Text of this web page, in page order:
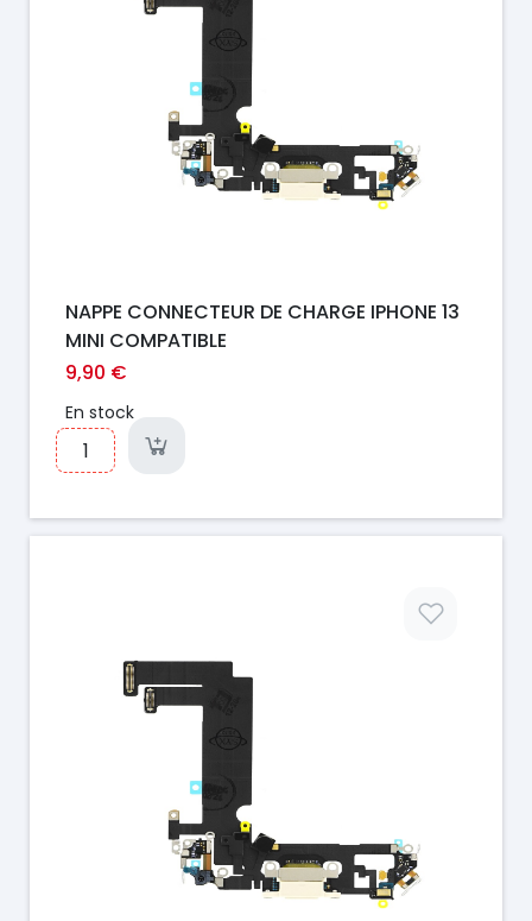
NAPPE CONNECTEUR DE CHARGE IPHONE 13
MINI COMPATIBLE
9,90 €
En stock